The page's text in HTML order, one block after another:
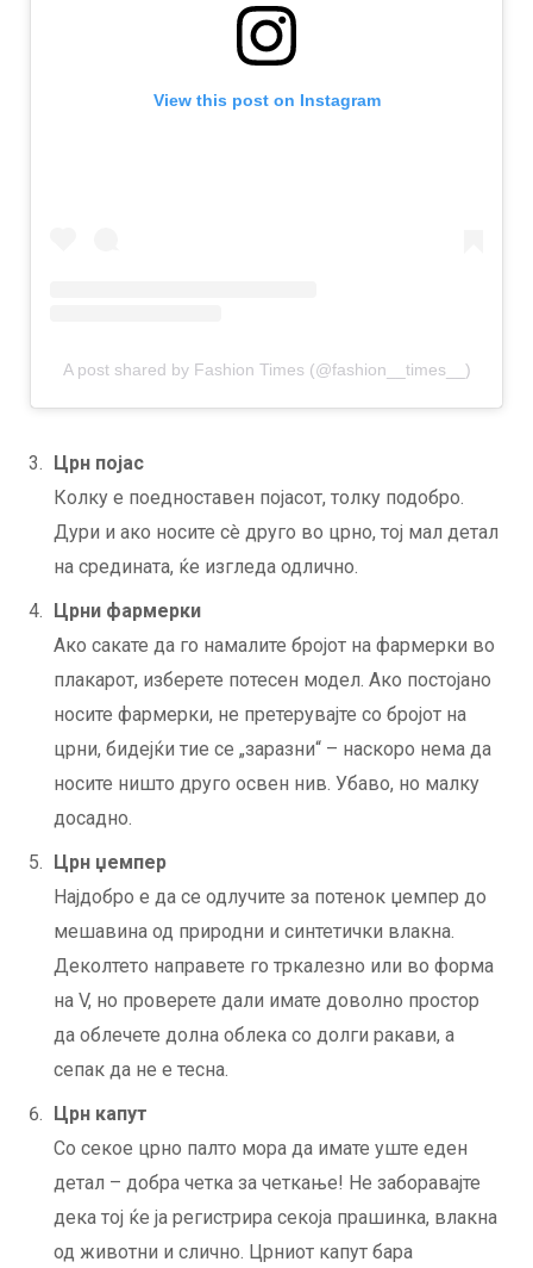
View this post on Instagram
A post shared by Fashion Times (@fashion__times__)
Црн појас
Колку е поедноставен појасот, толку подобро.
Дури и ако носите сè друго во црно, тој мал детал
на средината, ќе изгледа одлично.
Црни фармерки
Ако сакате да го намалите бројот на фармерки во
плакарот, изберете потесен модел. Ако постојано
носите фармерки, не претерувајте со бројот на
црни, бидејќи тие се „заразни“ – наскоро нема да
носите ништо друго освен нив. Убаво, но малку
досадно.
Црн џемпер
Најдобро е да се одлучите за потенок џемпер до
мешавина од природни и синтетички влакна.
Деколтето направете го тркалезно или во форма
на V, но проверете дали имате доволно простор
да облечете долна облека со долги ракави, а
сепак да не е тесна.
Црн капут
Со секое црно палто мора да имате уште еден
детал – добра четка за четкање! Не заборавајте
дека тој ќе ја регистрира секоја прашинка, влакна
од животни и слично. Црниот капут бара